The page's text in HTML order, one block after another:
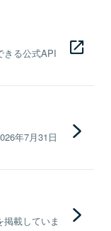
きる公式API
年7月31日
載していま